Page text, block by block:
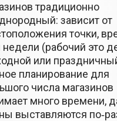
традиционно
зависит от
точки,
недели (рабочий это
или
планирование для
числа магазинов
много времени,
выставляются